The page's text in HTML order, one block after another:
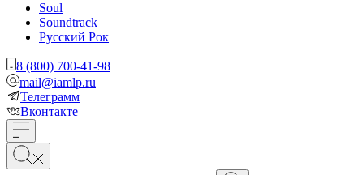
Soul
Soundtrack
Русский Рок
8 (800) 700-41-98
mail@iamlp.ru
Телеграмм
Вконтакте